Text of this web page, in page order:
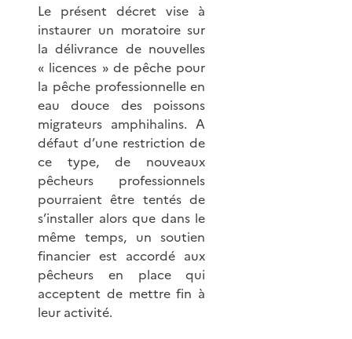
Le présent décret vise à
instaurer un moratoire sur
la délivrance de nouvelles
« licences » de pêche pour
la pêche professionnelle en
eau douce des poissons
migrateurs amphihalins. A
défaut d’une restriction de
ce type, de nouveaux
pêcheurs professionnels
pourraient être tentés de
s’installer alors que dans le
même temps, un soutien
financier est accordé aux
pêcheurs en place qui
acceptent de mettre fin à
leur activité.